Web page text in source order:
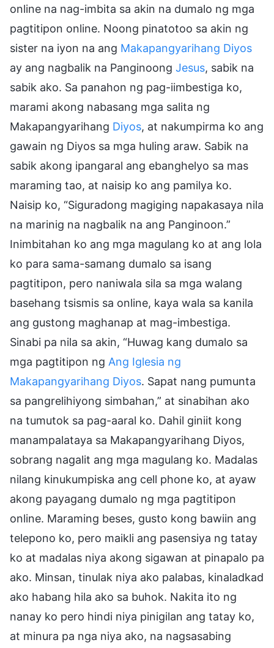
online na nag-imbita sa akin na dumalo ng mga
pagtitipon online. Noong pinatotoo sa akin ng
sister na iyon na ang Makapangyarihang Diyos
ay ang nagbalik na Panginoong Jesus, sabik na
sabik ako. Sa panahon ng pag-iimbestiga ko,
marami akong nabasang mga salita ng
Makapangyarihang Diyos, at nakumpirma ko ang
gawain ng Diyos sa mga huling araw. Sabik na
sabik akong ipangaral ang ebanghelyo sa mas
maraming tao, at naisip ko ang pamilya ko.
Naisip ko, “Siguradong magiging napakasaya nila
na marinig na nagbalik na ang Panginoon.”
Inimbitahan ko ang mga magulang ko at ang lola
ko para sama-samang dumalo sa isang
pagtitipon, pero naniwala sila sa mga walang
basehang tsismis sa online, kaya wala sa kanila
ang gustong maghanap at mag-imbestiga.
Sinabi pa nila sa akin, “Huwag kang dumalo sa
mga pagtitipon ng Ang Iglesia ng
Makapangyarihang Diyos. Sapat nang pumunta
sa pangrelihiyong simbahan,” at sinabihan ako
na tumutok sa pag-aaral ko. Dahil giniit kong
manampalataya sa Makapangyarihang Diyos,
sobrang nagalit ang mga magulang ko. Madalas
nilang kinukumpiska ang cell phone ko, at ayaw
akong payagang dumalo ng mga pagtitipon
online. Maraming beses, gusto kong bawiin ang
telepono ko, pero maikli ang pasensiya ng tatay
ko at madalas niya akong sigawan at pinapalo pa
ako. Minsan, tinulak niya ako palabas, kinaladkad
ako habang hila ako sa buhok. Nakita ito ng
nanay ko pero hindi niya pinigilan ang tatay ko,
at minura pa nga niya ako, na nagsasabing